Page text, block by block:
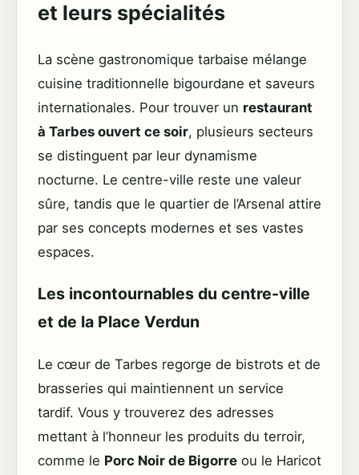
et leurs spécialités
La scène gastronomique tarbaise mélange
cuisine traditionnelle bigourdane et saveurs
internationales. Pour trouver un restaurant
à Tarbes ouvert ce soir, plusieurs secteurs
se distinguent par leur dynamisme
nocturne. Le centre-ville reste une valeur
sûre, tandis que le quartier de l’Arsenal attire
par ses concepts modernes et ses vastes
espaces.
Les incontournables du centre-ville
et de la Place Verdun
Le cœur de Tarbes regorge de bistrots et de
brasseries qui maintiennent un service
tardif. Vous y trouverez des adresses
mettant à l’honneur les produits du terroir,
comme le Porc Noir de Bigorre ou le Haricot